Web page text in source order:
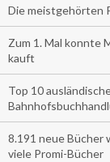
Die meistgehörten
Zum 1. Mal konnte
kauft
Top 10
8.191 neue
viele Promi-Bücher